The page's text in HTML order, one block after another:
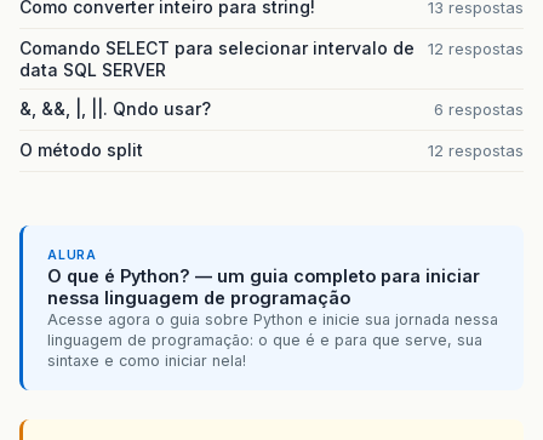
Como converter inteiro para string! 13 respostas
Comando SELECT para selecionar intervalo de
data SQL SERVER
12 respostas
&, &&, |, ||. Qndo usar? 6 respostas
O método split 12 respostas
ALURA
O que é Python? — um guia completo para iniciar
nessa linguagem de programação
Acesse agora o guia sobre Python e inicie sua jornada nessa
linguagem de programação: o que é e para que serve, sua
sintaxe e como iniciar nela!